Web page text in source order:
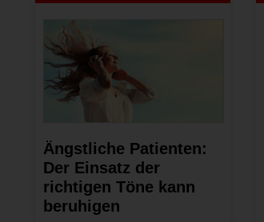
Ängstliche Patienten:
Der Einsatz der
richtigen Töne kann
beruhigen